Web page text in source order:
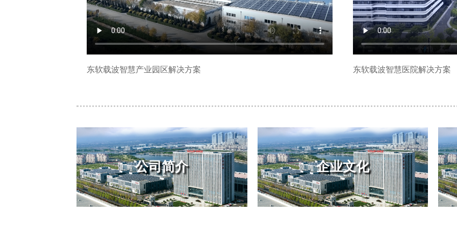
东软载波智慧产业园区解决方案 东软载波智慧医院解决方案
公司简介 企业文化